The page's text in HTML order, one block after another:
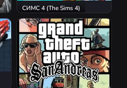
СИМС 4 (The Sims 4)